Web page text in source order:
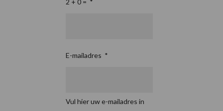
E-mailadres *
Vul hier uw e-mailadres in